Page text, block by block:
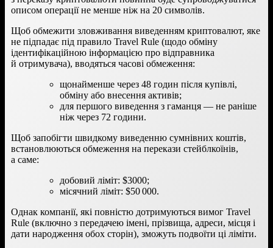
описом операції не менше ніж на 20 символів.
Щоб обмежити зловживання виведенням криптовалют, яке
не підпадає під правило Travel Rule (щодо обміну
ідентифікаційною інформацією про відправника
й отримувача), вводяться часові обмеження:
щонайменше через 48 годин після купівлі,
обміну або внесення активів;
для першого виведення з гаманця — не раніше
ніж через 72 години.
Щоб запобігти швидкому виведенню сумнівних коштів,
встановлюються обмеження на перекази стейблкоїнів,
а саме:
добовий ліміт: $3000;
місячний ліміт: $50 000.
Однак компанії, які повністю дотримуються вимог Travel
Rule (включно з передачею імені, прізвища, адреси, місця і
дати народження обох сторін), зможуть подвоїти ці ліміти.